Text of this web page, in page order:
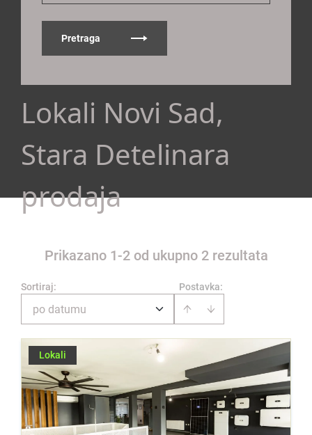
Pretraga
Lokali Novi Sad,
Stara Detelinara
prodaja
Prikazano 1-2 od ukupno 2 rezultata
Postavka:
Sortiraj:
po datumu
Lokali